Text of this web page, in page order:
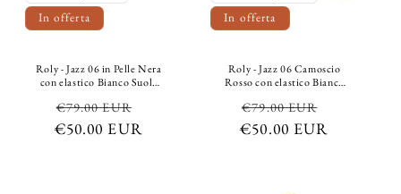
In offerta
Roly - Jazz 06 in Pelle Nera
con elastico Bianco Suola
Prezzo
di
€79.00 EUR
€50.00 EUR
In offerta
Roly - Jazz 06 Camoscio
Rosso con elastico Bianco
Prezzo
di
€79.00 EUR
€50.00 EUR